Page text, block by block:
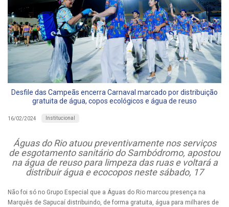
Desfile das Campeãs encerra Carnaval marcado por distribuição
gratuita de água, copos ecológicos e água de reuso
16/02/2024 Institucional
Águas do Rio atuou preventivamente nos serviços
de esgotamento sanitário do Sambódromo, apostou
na água de reuso para limpeza das ruas e voltará a
distribuir água e ecocopos neste sábado, 17
Não foi só no Grupo Especial que a Águas do Rio marcou presença na
Marquês de Sapucaí distribuindo, de forma gratuita, água para milhares de